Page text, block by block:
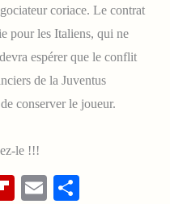
coriace. Le contrat
pour les Italiens, qui ne
espérer que le conflit
de la Juventus
conserver le joueur.
le !!!
Flipboard
Email